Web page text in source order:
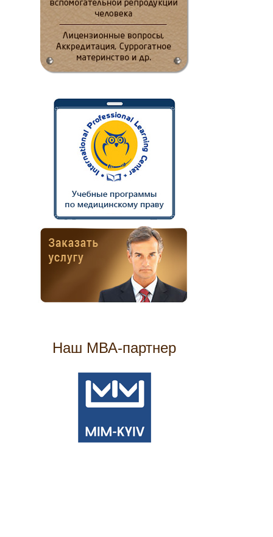
Наш МВА-партнер